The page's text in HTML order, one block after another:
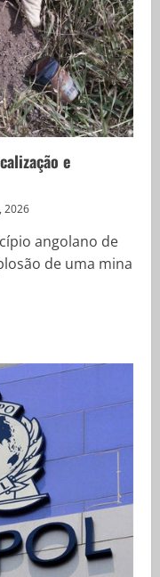
e
2026
angolano de
de uma mina